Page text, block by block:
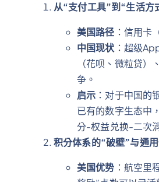
从“支付工具”到“生活方
美国路径 ：信用卡
中国现状 ：超级
（花呗、微粒贷
争。
启示 ：对于中国的
已有的数字生态中
分-权益兑换-二次
积分体系的“破壁”与通
美国优势 ：航空里